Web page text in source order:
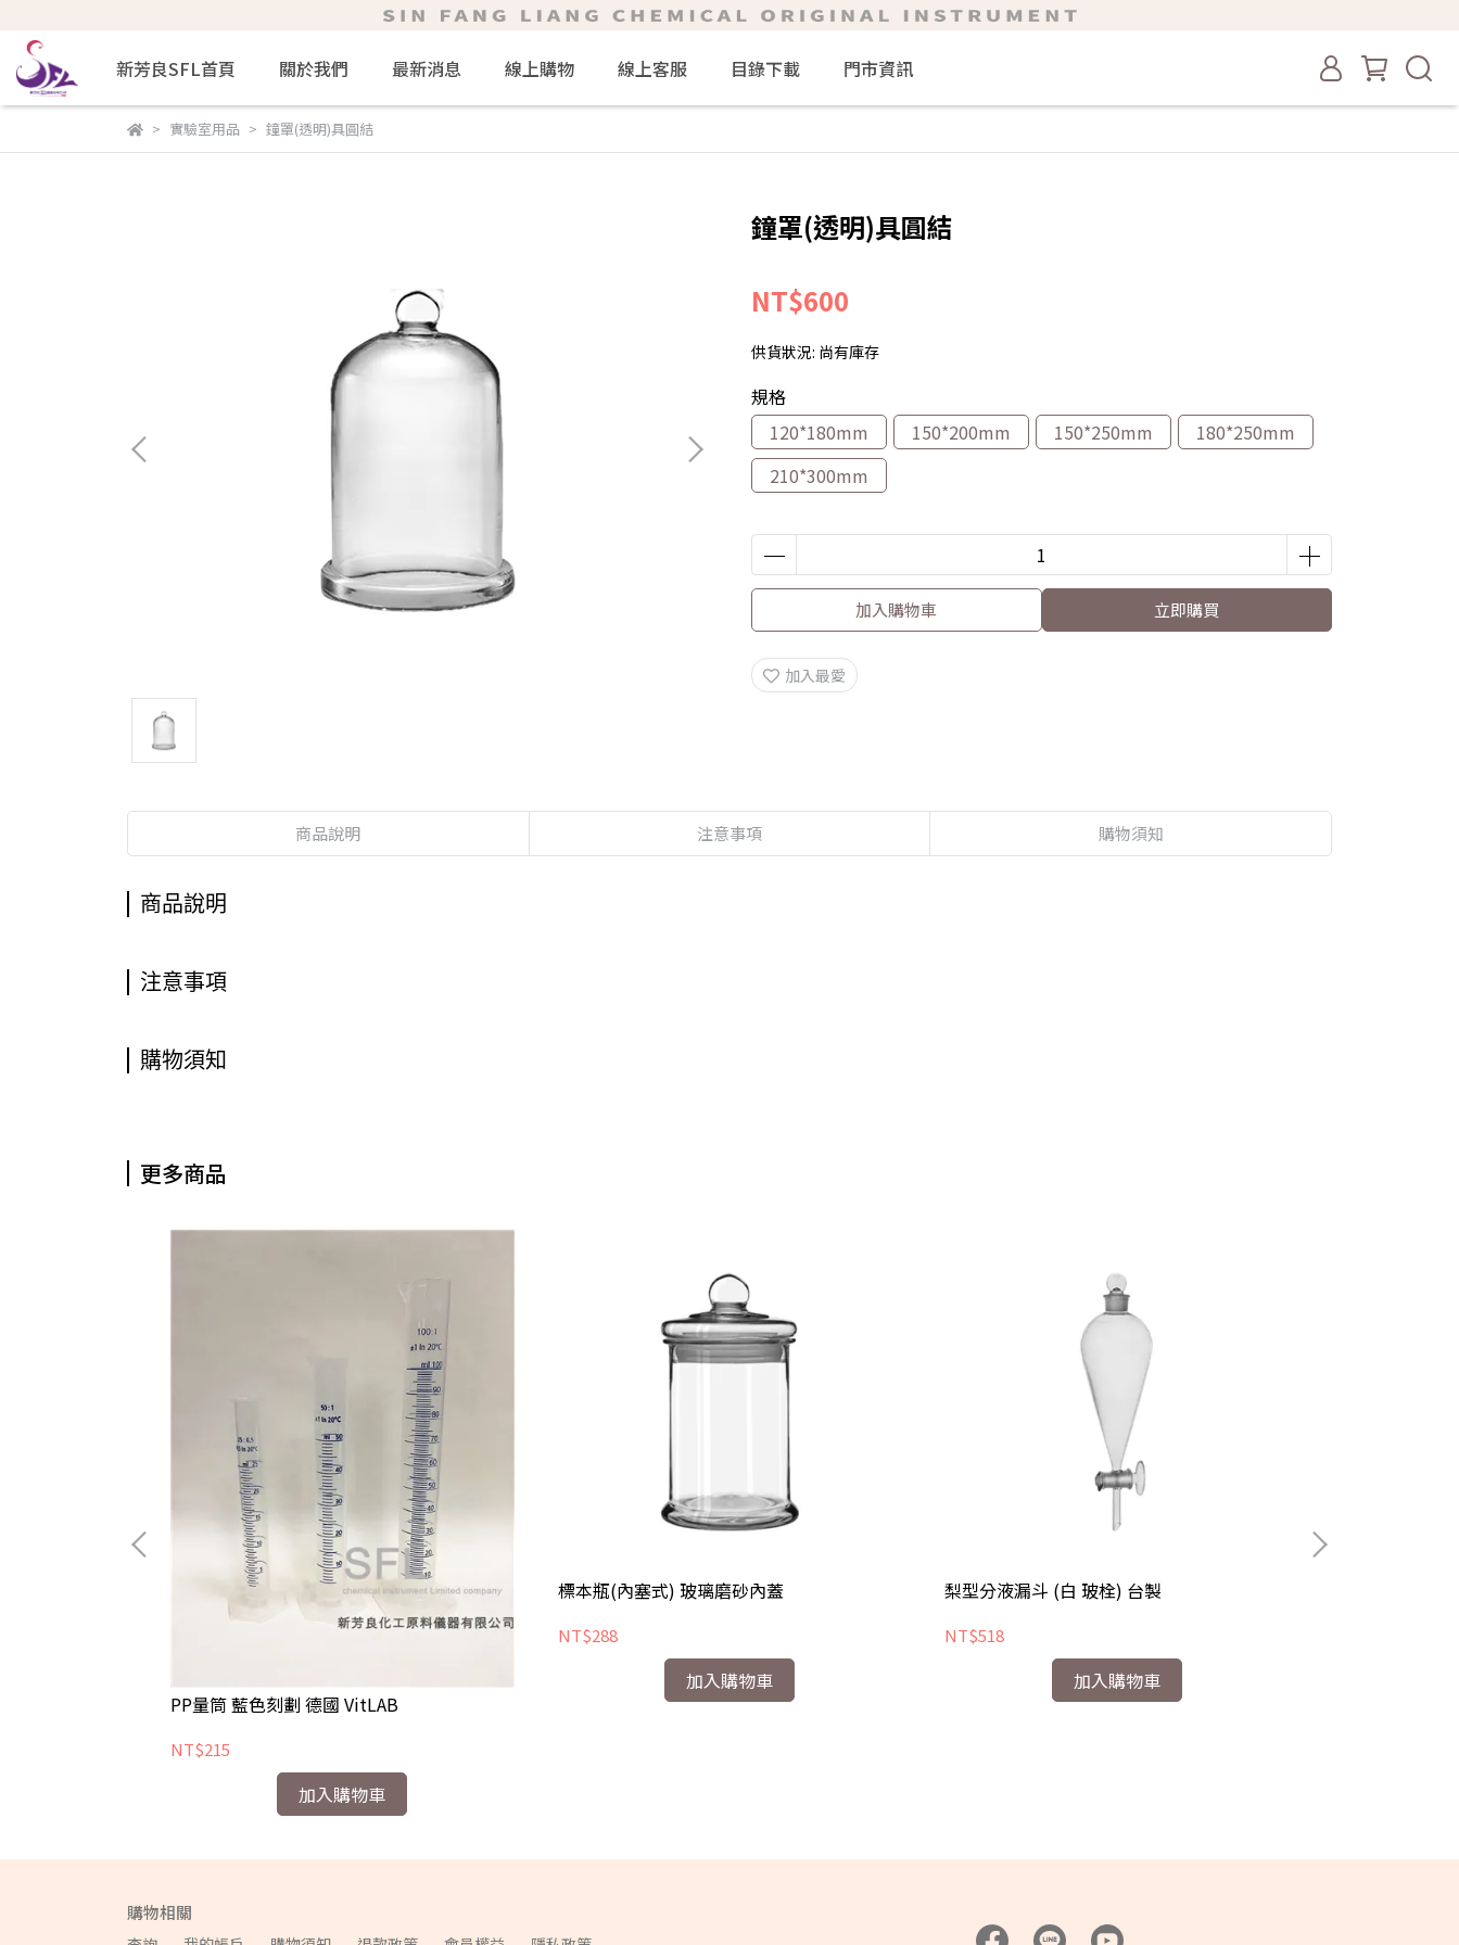
新芳良SFL首頁 關於我們 最新消息 線上購物 線上客服 目錄下載 門市資訊
實驗室用品 鐘罩(透明)具圓結
鐘罩(透明)具圓結
NT$600
供貨狀況: 尚有庫存
規格
120*180mm
150*200mm 150*250mm
180*250mm
210*300mm
加入購物車 立即購買
加入最愛
商品說明 注意事項 購物須知
商品說明
注意事項
購物須知
更多商品
PP量筒 藍色刻劃 德國 VitLAB
NT$215
加入購物車
標本瓶(內塞式) 玻璃磨砂內蓋
NT$288
加入購物車
梨型分液漏斗 (白 玻栓) 台製
NT$518
加入購物車
購物相關